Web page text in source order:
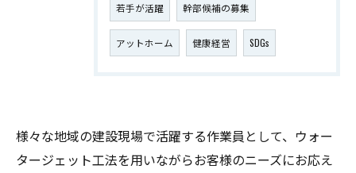
若手が活躍 幹部候補の募集
アットホーム 健康経営 SDGs
様々な地域の建設現場で活躍する作業員として、ウォー
タージェット工法を用いながらお客様のニーズにお応え